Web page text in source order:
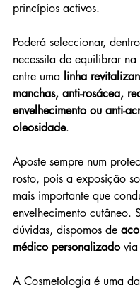
princípios activos.
Poderá seleccionar,
necessita de equilibrar na
entre uma linha
manchas, anti-rosácea,
envelhecimento ou anti-
oleosidade.
Aposte sempre num
rosto, pois a exposição
mais importante que
envelhecimento cutâneo.
dúvidas, dispomos de
médico personalizado
A Cosmetologia é uma